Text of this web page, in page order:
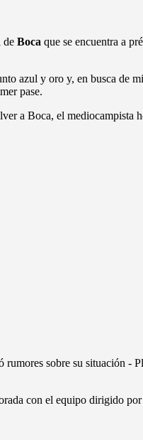
de Boca que se encuentra a
azul y oro y, en busca de
pase.
a Boca, el mediocampista
con el equipo dirigido por